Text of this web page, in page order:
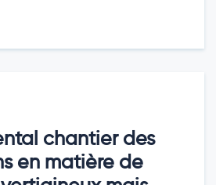
chantier des
en matière de